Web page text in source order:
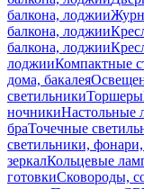
балкона, лоджии
балкона, лоджии
балкона, лоджии
лоджииКомпактные
дома, бакалея
светильникиТоршеры
ночникиНастольные
браТочечные
светильники, фонари,
зеркалКольцевые
готовкиСковороды,